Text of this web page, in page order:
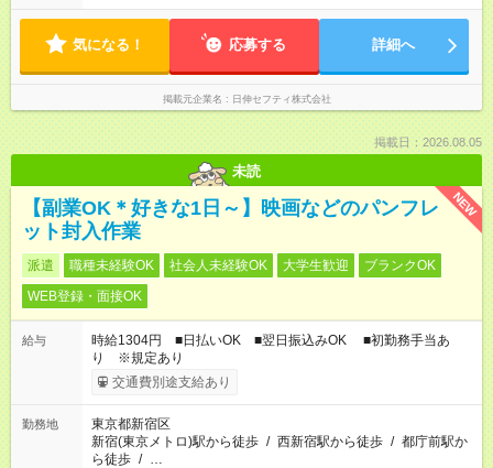
気になる！ 応募する 詳細へ
掲載元企業名 日伸セフティ株式会社
掲載日：2026.08.05
未読
NEW
【副業OK＊好きな1日～】映画などのパンフレ
ット封入作業
派遣 職種未経験OK 社会人未経験OK 大学生歓迎
ブランクOK
WEB登録・面接OK
給与
時給1304円 ■日払いOK ■翌日振込みOK ■初勤務手当あ
り ※規定あり
交通費別途支給あり
勤務地
東京都新宿区
新宿(東京メトロ)駅から徒歩 / 西新宿駅から徒歩 / 都庁前駅か
ら徒歩 / …